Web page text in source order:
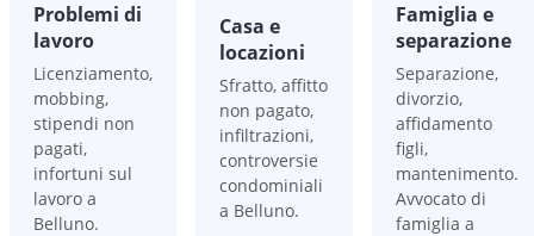
Problemi di
lavoro
Licenziamento,
mobbing,
stipendi non
pagati,
infortuni sul
lavoro a
Belluno.
Casa e
locazioni
Sfratto, affitto
non pagato,
infiltrazioni,
controversie
condominiali
a Belluno.
Famiglia e
separazione
Separazione,
divorzio,
affidamento
figli,
mantenimento.
Avvocato di
famiglia a